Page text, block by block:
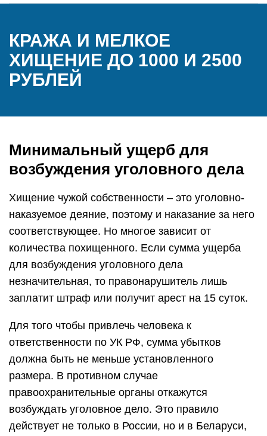
КРАЖА И МЕЛКОЕ
ХИЩЕНИЕ ДО 1000 И 2500
РУБЛЕЙ
Минимальный ущерб для
возбуждения уголовного дела
Хищение чужой собственности – это уголовно-
наказуемое деяние, поэтому и наказание за него
соответствующее. Но многое зависит от
количества похищенного. Если сумма ущерба
для возбуждения уголовного дела
незначительная, то правонарушитель лишь
заплатит штраф или получит арест на 15 суток.
Для того чтобы привлечь человека к
ответственности по УК РФ, сумма убытков
должна быть не меньше установленного
размера. В противном случае
правоохранительные органы откажутся
возбуждать уголовное дело. Это правило
действует не только в России, но и в Беларуси,